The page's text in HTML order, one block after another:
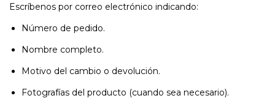
Escríbenos por correo electrónico indicando:
Número de pedido.
Nombre completo.
Motivo del cambio o devolución.
Fotografías del producto (cuando sea necesario).